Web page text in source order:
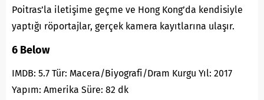
Poitras’la iletişime geçme ve Hong Kong’da kendisiyle
yaptığı röportajlar, gerçek kamera kayıtlarına ulaşır.
6 Below
IMDB: 5.7 Tür: Macera/Biyografi/Dram Kurgu Yıl: 2017
Yapım: Amerika Süre: 82 dk